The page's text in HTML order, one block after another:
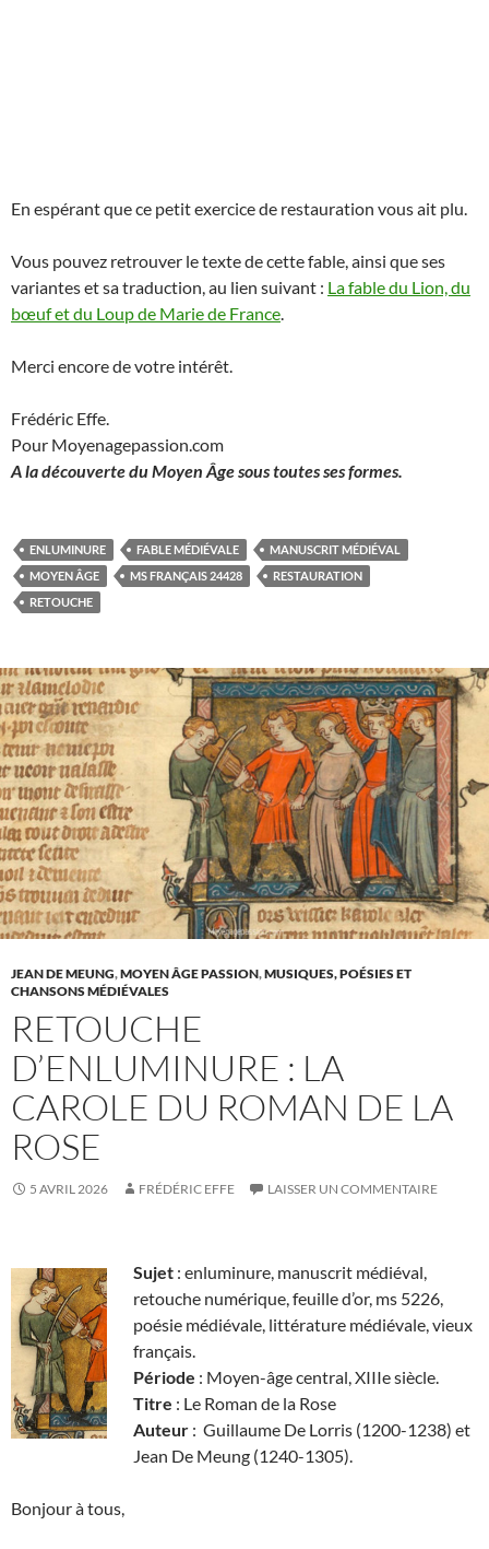
En espérant que ce petit exercice de restauration vous ait plu.
Vous pouvez retrouver le texte de cette fable, ainsi que ses
variantes et sa traduction, au lien suivant : La fable du Lion, du
bœuf et du Loup de Marie de France.
Merci encore de votre intérêt.
Frédéric Effe.
Pour Moyenagepassion.com
A la découverte du Moyen Âge sous toutes ses formes.
ENLUMINURE FABLE MÉDIÉVALE
MANUSCRIT MÉDIÉVAL
MOYEN ÂGE
MS FRANÇAIS 24428
RESTAURATION
RETOUCHE
JEAN DE MEUNG,MOYEN ÂGE PASSION,MUSIQUES, POÉSIES ET
CHANSONS MÉDIÉVALES
RETOUCHE
D’ENLUMINURE : LA
CAROLE DU ROMAN DE LA
ROSE
5 AVRIL 2026 FRÉDÉRIC EFFE LAISSER UN COMMENTAIRE
Sujet : enluminure, manuscrit médiéval,
retouche numérique, feuille d’or, ms 5226,
poésie médiévale, littérature médiévale, vieux
français.
Période : Moyen-âge central, XIIIe siècle.
Titre : Le Roman de la Rose
Auteur : Guillaume De Lorris (1200-1238) et
Jean De Meung (1240-1305).
Bonjour à tous,